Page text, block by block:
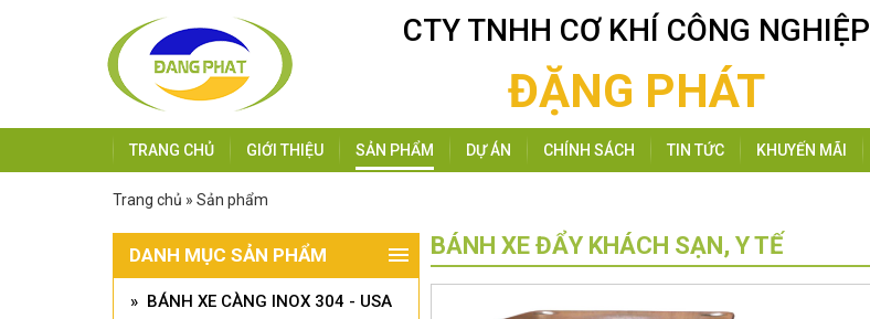
CTY TNHH CƠ KHÍ CÔNG NGHIỆP
ĐẶNG PHÁT
TRANG CHỦ GIỚI THIỆU SẢN PHẨM DỰ ÁN CHÍNH SÁCH TIN TỨC KHUYẾN MÃI
Trang chủ » Sản phẩm
DANH MỤC SẢN PHẨM
» BÁNH XE CÀNG INOX 304 - USA
BÁNH XE ĐẨY KHÁCH SẠN, Y TẾ